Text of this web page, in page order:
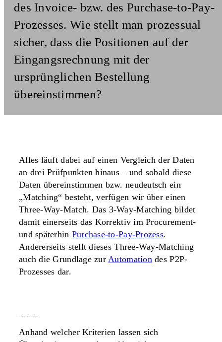
des Invoice- bzw. des Purchase-to-Pay-
Prozesses. Wie stellt man prozessual
sicher, dass die Positionen auf der
Eingangsrechnung mit der
ursprünglichen Bestellung
übereinstimmen?
Alles läuft dabei auf einen Vergleich der Daten
an drei Prüfpunkten hinaus – und sobald diese
Daten übereinstimmen bzw. neudeutsch ein
„Matching“ besteht, verfügen wir über einen
Three-Way-Match. Das 3-Way-Matching bildet
damit einerseits das Korrektiv im Procurement-
und späterhin Purchase-to-Pay-Prozess.
Andererseits stellt dieses Three-Way-Matching
auch die Grundlage zurAutomationdes P2P-
Prozesses dar.
Anhand welcher Kriterien lassen sich